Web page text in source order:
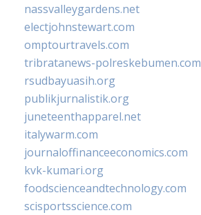
nassvalleygardens.net
electjohnstewart.com
omptourtravels.com
tribratanews-polreskebumen.com
rsudbayuasih.org
publikjurnalistik.org
juneteenthapparel.net
italywarm.com
journaloffinanceeconomics.com
kvk-kumari.org
foodscienceandtechnology.com
scisportsscience.com